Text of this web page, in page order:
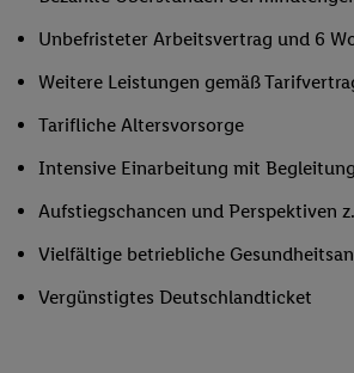
Unbefristeter Arbeitsvertrag und 6
Weitere Leistungen gemäß
Tarifliche Altersvorsorge
Intensive Einarbeitung mit
Aufstiegschancen und Perspektiven
Vielfältige betriebliche
Vergünstigtes Deutschlandticket